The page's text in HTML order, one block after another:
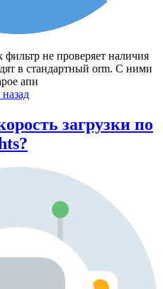
не проверяет наличия
в стандартный orm. С ними
апи
назад
загрузки по